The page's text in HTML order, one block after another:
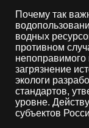
Почему так
водных
противном
загрязнение
экологи
стандартов,
уровне.
субъектов